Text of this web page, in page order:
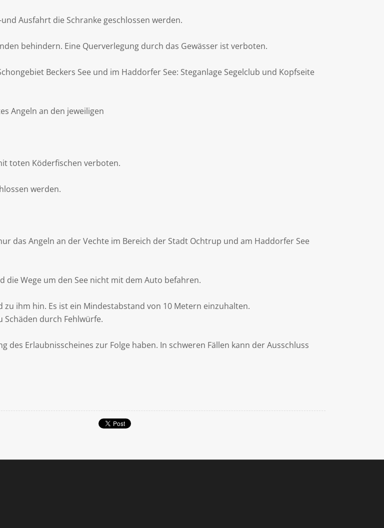
Ausfahrt die Schranke geschlossen werden.
behindern. Eine Querverlegung durch das Gewässer ist verboten.
Beckers See und im Haddorfer See: Steganlage Segelclub und Kopfseite
Angeln an den jeweiligen
toten Köderfischen verboten.
werden.
das Angeln an der Vechte im Bereich der Stadt Ochtrup und am Haddorfer See
Wege um den See nicht mit dem Auto befahren.
ihm hin. Es ist ein Mindestabstand von 10 Metern einzuhalten.
durch Fehlwürfe.
Erlaubnisscheines zur Folge haben. In schweren Fällen kann der Ausschluss